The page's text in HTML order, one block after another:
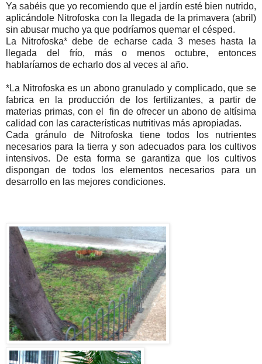
Ya sabéis que yo recomiendo que el jardín esté bien nutrido,
aplicándole Nitrofoska con la llegada de la primavera (abril)
sin abusar mucho ya que podríamos quemar el césped.
La Nitrofoska* debe de echarse cada 3 meses hasta la
llegada del frío, más o menos octubre, entonces
hablaríamos de echarlo dos al veces al año.
*La Nitrofoska es un abono granulado y complicado, que se
fabrica en la producción de los fertilizantes, a partir de
materias primas, con el fin de ofrecer un abono de altísima
calidad con las características nutritivas más apropiadas.
Cada gránulo de Nitrofoska tiene todos los nutrientes
necesarios para la tierra y son adecuados para los cultivos
intensivos. De esta forma se garantiza que los cultivos
dispongan de todos los elementos necesarios para un
desarrollo en las mejores condiciones.